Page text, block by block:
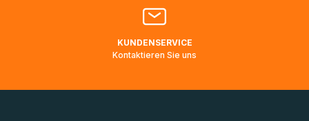
Lieferadressen in Deutschland oder Europa mehrere Tage
KUNDENSERVICE
Kontaktieren Sie uns